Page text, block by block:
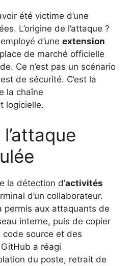
été victime d’une
L’origine de l’attaque ?
d’une extension
de marché officielle
Ce n’est pas un scénario
de sécurité. C’est la
la chaîne
logicielle.
la détection d’activités
d’un collaborateur.
permis aux attaquants de
interne, puis de copier
source et des
a réagi
du poste, retrait de